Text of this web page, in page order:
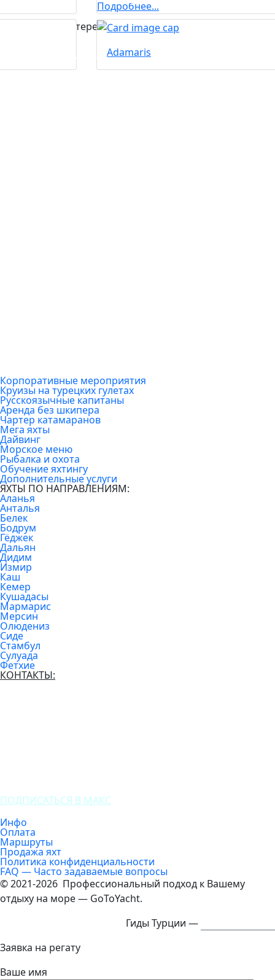
Вас может заинтересовать...
Корпоративные мероприятия
Круизы на турецких гулетах
Русскоязычные капитаны
Аренда без шкипера
Чартер катамаранов
Мега яхты
Дайвинг
Морское меню
Рыбалка и охота
Обучение яхтингу
Дополнительные услуги
ЯХТЫ ПО НАПРАВЛЕНИЯМ:
Аланья
Анталья
Белек
Бодрум
Гёджек
Дальян
Дидим
Измир
Каш
Кемер
Кушадасы
Мармарис
Мерсин
Олюдениз
Сиде
Стамбул
Сулуада
Фетхие
КОНТАКТЫ:
ПОДПИСАТЬСЯ В МАКС
Инфо
Оплата
Маршруты
Продажа яхт
Политика конфиденциальности
FAQ — Часто задаваемые вопросы
© 2021-2026 Профессиональный подход к Вашему
отдыху на море — GoToYacht.
Гиды Турции —
Заявка на регату
Ваше имя